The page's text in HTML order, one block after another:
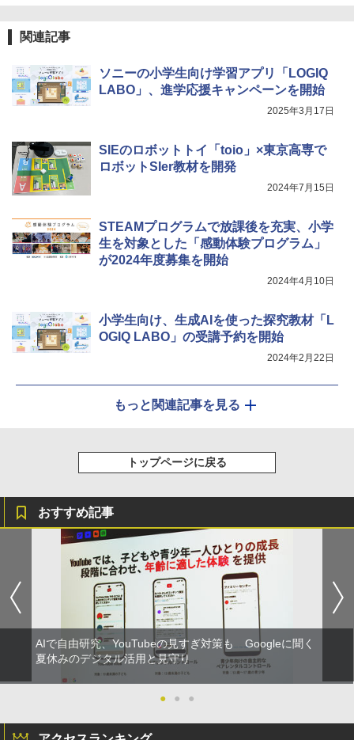
￥4,746
関連記事
ソニーの小学生向け学習アプリ「LOGIQ
LABO」、進学応援キャンペーンを開始
2025年3月17日
SIEのロボットトイ「toio」×東京高専で
ロボットSIer教材を開発
2024年7月15日
STEAMプログラムで放課後を充実、小学
生を対象とした「感動体験プログラム」
が2024年度募集を開始
2024年4月10日
小学生向け、生成AIを使った探究教材「L
OGIQ LABO」の受講予約を開始
2024年2月22日
もっと関連記事を見る
トップページに戻る
おすすめ記事
AIで自由研究、YouTubeの見すぎ対策も Googleに聞く
夏休みのデジタル活用と見守り
● ● ●